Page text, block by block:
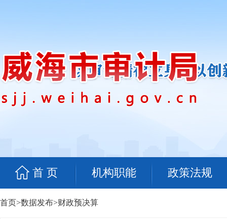
首 页 机构职能 政策法规
首页>数据发布>财政预决算